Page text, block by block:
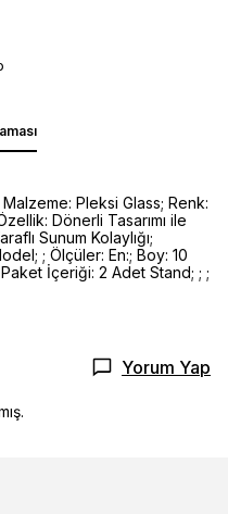
Pleksi Glass; Renk:
Dönerli Tasarımı ile
Sunum Kolaylığı;
; Ölçüler: En:; Boy: 10
Paket İçeriği: 2 Adet Stand; ; ;
Yorum Yap